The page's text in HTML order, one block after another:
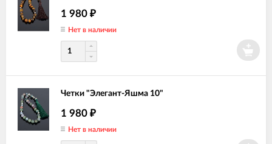
1 980 ₽
Нет в наличии
Четки "Элегант-Яшма 10"
1 980 ₽
Нет в наличии